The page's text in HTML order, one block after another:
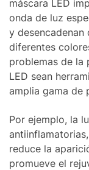
máscara LED
onda de luz
y desencadenan
diferentes
problemas de la
LED sean
amplia gama de
Por ejemplo, la
reduce la
promueve el